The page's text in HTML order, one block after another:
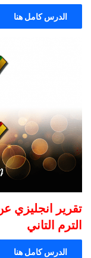
الدرس كامل هنا
الترم التاني
الدرس كامل هنا